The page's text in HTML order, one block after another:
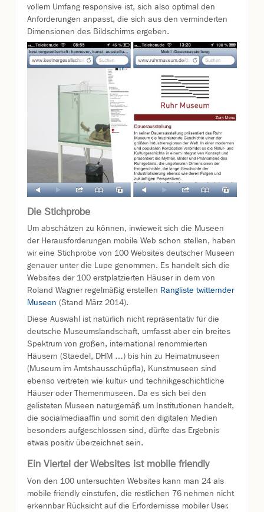
vollem Umfang responsive ist, sich also optimal den
Anforderungen anpasst, die sich aus den verminderten
Dimensionen des Bildschirms ergeben.
Die Stichprobe
Um abschätzen zu können, inwieweit sich die Museen
der Herausforderungen mobile Web schon stellen, haben
wir eine Stichprobe von 100 Websites deutscher Museen
genauer unter die Lupe genommen. Es handelt sich die
Websites der 100 erstplatzierten Häuser in dem von
Roland Wagner regelmäßig erstellen Rangliste twitternder
Museen (Stand März 2014).
Diese Auswahl ist natürlich nicht repräsentativ für die
deutsche Museumslandschaft, umfasst aber ein breites
Spektrum von großen, international renommierten
Häusern (Staedel, DHM …) bis hin zu Heimatmuseen
(Museum im Amtshausschüpfla), Kunstmuseen sind
ebenso vertreten wie kultur- und technikgeschichtliche
Häuser oder Themenmuseen. Da es sich bei den
gelisteten Museen naturgemäß um Institutionen handelt,
die socialmediaaffin und somit den digitalen Medien
besonders aufgeschlossen sind, dürfte das Ergebnis
etwas positiv überzeichnet sein.
Ein Viertel der Websites ist mobile friendly
Von den 100 untersuchten Websites kann man 24 als
mobile friendly einstufen, die restlichen 76 nehmen nicht
erkennbar Rücksicht auf die Erfordernisse mobiler User.